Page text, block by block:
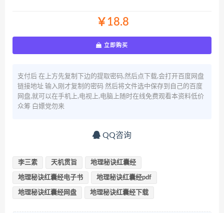
￥18.8
立即购买
支付后 在上方先复制下边的提取密码,然后点下载,会打开百度网盘
链接地址 输入刚才复制的密码 然后将文件选中保存到自己的百度
网盘,就可以在手机上,电视上,电脑上随时在线免费观看本资料低价
众筹 白嫖党勿来
QQ咨询
李三素 天机贯旨 地理秘诀红囊经
地理秘诀红囊经电子书 地理秘诀红囊经pdf
地理秘诀红囊经网盘 地理秘诀红囊经下载